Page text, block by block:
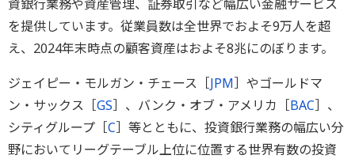
資銀行業務や資産管理、証券取引など幅広い金融サービス
を提供しています。従業員数は全世界でおよそ9万人を超
え、2024年末時点の顧客資産はおよそ8兆にのぼります。
ジェイピー・モルガン・チェース［JPM］やゴールドマ
ン・サックス［GS］、バンク・オブ・アメリカ［BAC］、
シティグループ［C］等とともに、投資銀行業務の幅広い分
野においてリーグテーブル上位に位置する世界有数の投資